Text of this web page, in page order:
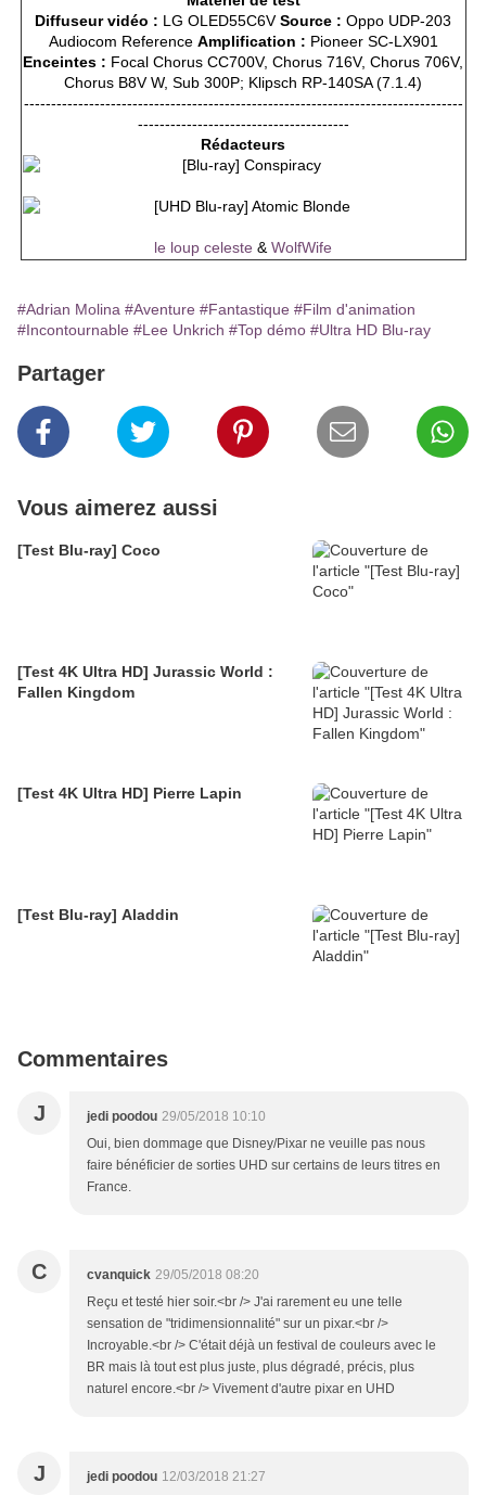
Diffuseur vidéo : LG OLED55C6VSource : Oppo UDP-203
Audiocom Reference Amplification : Pioneer SC-LX901
Enceintes : Focal Chorus CC700V, Chorus 716V, Chorus 706V,
Chorus B8V W, Sub 300P; Klipsch RP-140SA (7.1.4)
---------------------------------------------------------------------------------
---------------------------------------
Rédacteurs
le loup celeste & WolfWife
#Adrian Molina #Aventure #Fantastique #Film d'animation
#Incontournable #Lee Unkrich #Top démo #Ultra HD Blu-ray
Partager
Vous aimerez aussi
[Test Blu-ray] Coco
[Test 4K Ultra HD] Jurassic World :
Fallen Kingdom
[Test 4K Ultra HD] Pierre Lapin
[Test Blu-ray] Aladdin
Commentaires
J jedi poodou 29/05/2018 10:10
Oui, bien dommage que Disney/Pixar ne veuille pas nous
faire bénéficier de sorties UHD sur certains de leurs titres en
France.
C cvanquick 29/05/2018 08:20
Reçu et testé hier soir.<br /> J'ai rarement eu une telle
sensation de "tridimensionnalité" sur un pixar.<br />
Incroyable.<br /> C'était déjà un festival de couleurs avec le
BR mais là tout est plus juste, plus dégradé, précis, plus
naturel encore.<br /> Vivement d'autre pixar en UHD
J jedi poodou 12/03/2018 21:27